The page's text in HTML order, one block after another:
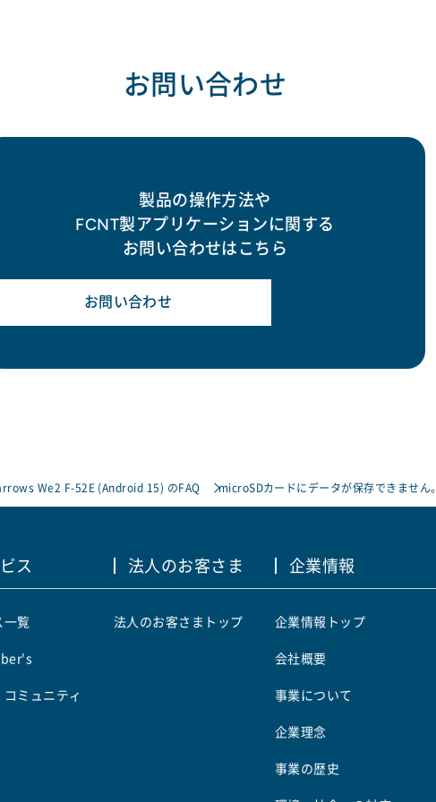
お問い合わせ
製品の操作方法や
FCNT製アプリケーションに関する
お問い合わせはこちら
お問い合わせ
We2 F-52E (Android 15) のFAQ microSDカードにデータが保存できません。
ス
一覧
コミュニティ
法人のお客さま
法人のお客さまトップ
企業情報
企業情報トップ
会社概要
事業について
企業理念
事業の歴史